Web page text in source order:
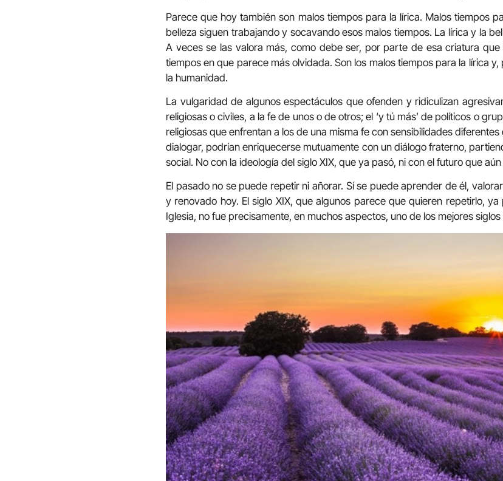
Parece que hoy también son malos tiempos para la lírica. Malos tiempos
belleza siguen trabajando y socavando esos malos tiempos. La lírica y la
A veces se las valora más, como debe ser, por parte de esa criatura que
tiempos en que parece más olvidada. Son los malos tiempos para la lírica
la humanidad.
La vulgaridad de algunos espectáculos que ofenden y ridiculizan
religiosas o civiles, a la fe de unos o de otros; el ‘y tú más’ de políticos o
religiosas que enfrentan a los de una misma fe con sensibilidades
dialogar, podrían enriquecerse mutuamente con un diálogo fraterno,
social. No con la ideología del siglo XIX, que ya pasó, ni con el futuro que
El pasado no se puede repetir ni añorar. Sí se puede aprender de él,
y renovado hoy. El siglo XIX, que algunos parece que quieren repetirlo,
Iglesia, no fue precisamente, en muchos aspectos, uno de los mejores siglos